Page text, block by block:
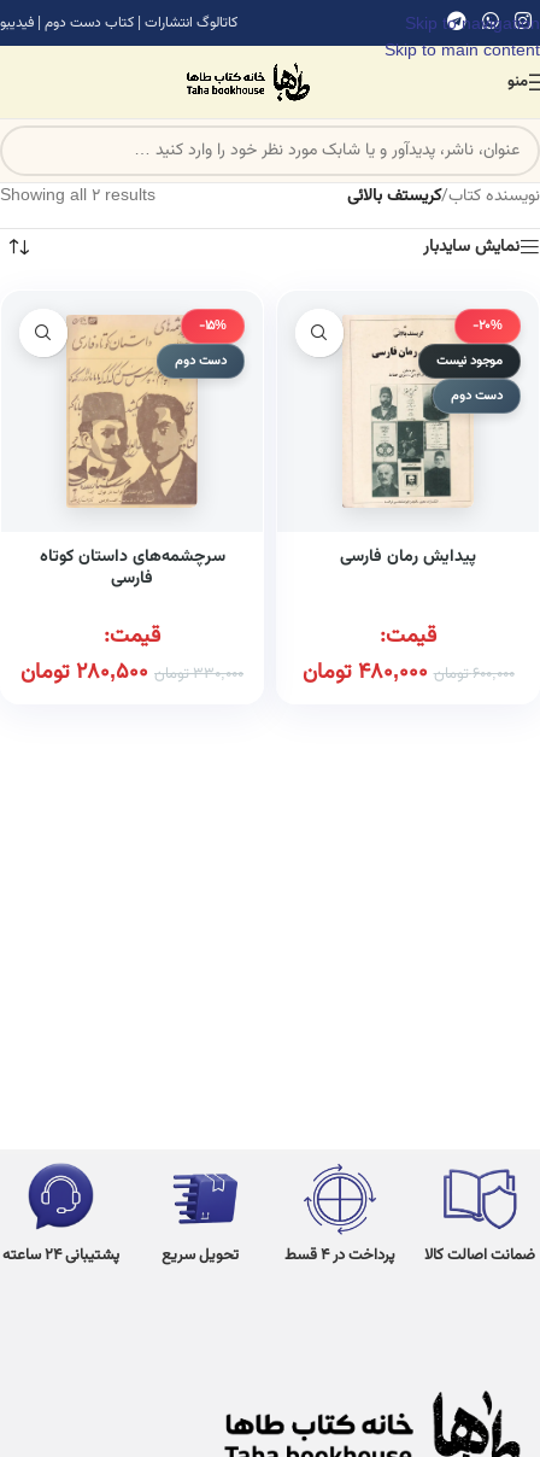
Skip to navigation
Skip to main content
کاتالوگ انتشارات | کتاب دست دوم | فیدیبو
منو
نویسنده کتاب/کریستف بالائی
Showing all 2 results
نمایش سایدبار
-20%
موجود نیست
دست دوم
پیدایش رمان فارسی
قیمت:
600,000تومان 480,000تومان
-15%
دست دوم
سرچشمه‌های داستان کوتاه
فارسی
قیمت:
330,000تومان 280,500تومان
ضمانت اصالت کالا پرداخت در 4 قسط تحویل سریع پشتیبانی 24 ساعته